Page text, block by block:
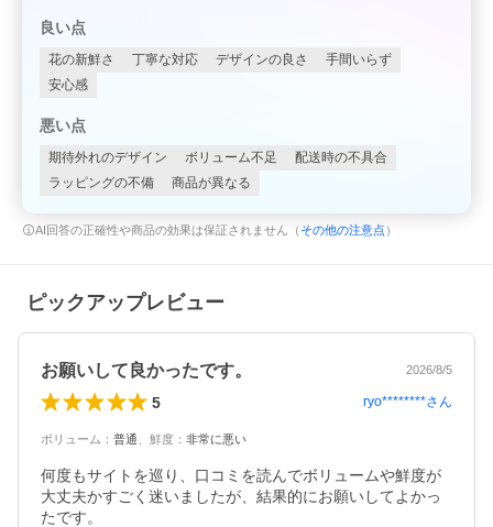
良い点
花の新鮮さ 丁寧な対応 デザインの良さ
手間いらず
安心感
悪い点
期待外れのデザイン ボリューム不足
配送時の不具合
ラッピングの不備
商品が異なる
AI回答の正確性や商品の効果は保証されません（ その他の注意点 ）
ピックアップレビュー
お願いして良かったです。 2026/8/5
5 ryo********さん
ボリューム ： 普通 鮮度 ： 非常に悪い
何度もサイトを巡り、口コミを読んでボリュームや鮮度が
大丈夫かすごく迷いましたが、結果的にお願いしてよかっ
たです。